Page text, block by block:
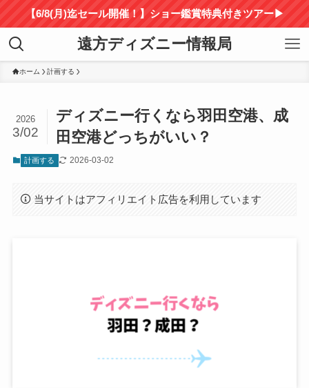
【6/8(月)迄セール開催！】ショー鑑賞特典付きツアー▶
遠方ディズニー情報局
ホーム 計画する
ディズニー行くなら羽田空港、成
田空港どっちがいい？
2026
3/02
計画する 2026-03-02
当サイトはアフィリエイト広告を利用しています